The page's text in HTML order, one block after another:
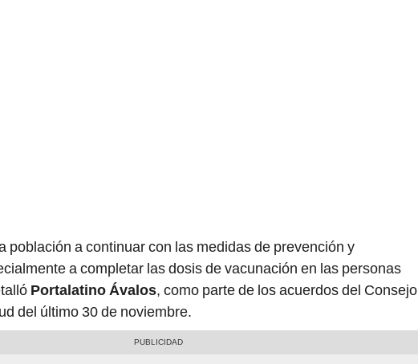
población a continuar con las medidas de prevención y
a completar las dosis de vacunación en las personas
Portalatino Ávalos, como parte de los acuerdos del Consejo
del último 30 de noviembre.